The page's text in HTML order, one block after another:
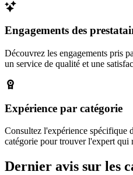
Engagements des
Découvrez les engagements pris
un service de qualité et une
Expérience par catégorie
Consultez l'expérience spécifique
catégorie pour trouver l'expert qui
Dernier avis sur les